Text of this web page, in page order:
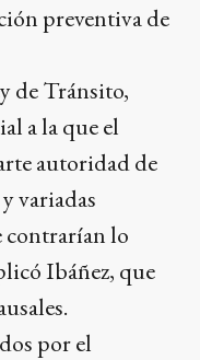
preventiva de
de Tránsito,
a la que el
autoridad de
variadas
contrarían lo
Ibáñez, que
por el